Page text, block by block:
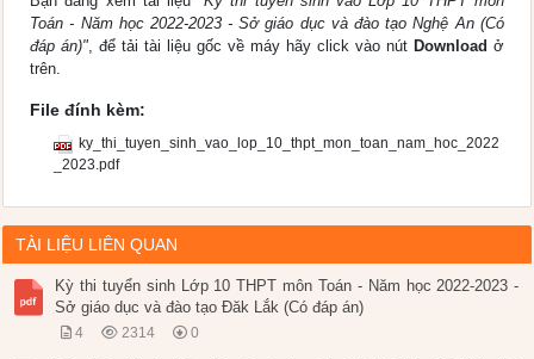
Toán - Năm học 2022-2023 - Sở giáo dục và đào tạo Nghệ An (Có
đáp án)", để tải tài liệu gốc về máy hãy click vào nút Download ở
trên.
File đính kèm:
ky_thi_tuyen_sinh_vao_lop_10_thpt_mon_toan_nam_hoc_2022
_2023.pdf
TÀI LIỆU LIÊN QUAN
Kỳ thi tuyển sinh Lớp 10 THPT môn Toán - Năm học 2022-2023 -
Sở giáo dục và đào tạo Đăk Lắk (Có đáp án)
4 2314 0